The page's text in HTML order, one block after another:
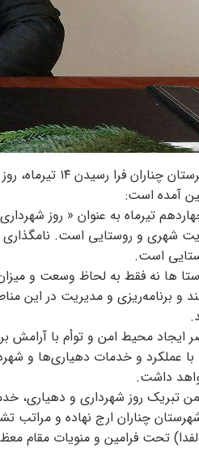
فرماندار
آمده است:
تیرماه به عنوان « روز
شهری و روستایی است. نامگذاری
است.
ها نه فقط به لحاظ وسعت و
و برنامه‌ریزی و مدیریت در این
ایجاد محیط امن و توأم با آرامش
با عملکرد و خدمات دهیاری‌ها و
داشت.
تبریک روز شهرداری و دهیاری،
چناران ارج نهاده و مراتب
الفدا) تحت فرامین و منویات مقام